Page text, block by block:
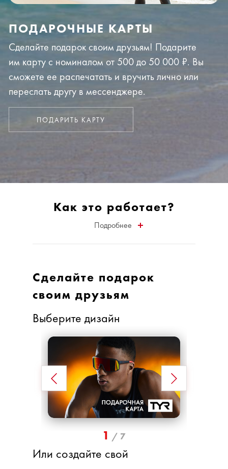
ПОДАРОЧНЫЕ КАРТЫ
Сделайте подарок своим друзьям! Подарите
им карту с номиналом от 500 до 50 000 ₽. Вы
сможете ее распечатать и вручить лично или
переслать другу в мессенджере.
ПОДАРИТЬ КАРТУ
Как это работает?
Подробнее
Сделайте подарок
своим друзьям
Выберите дизайн
1 / 7
Или создайте свой